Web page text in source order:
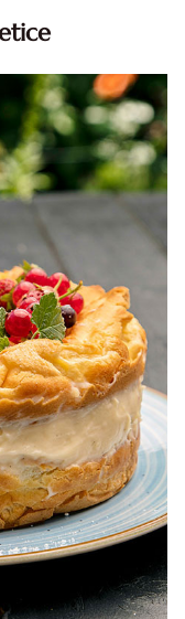
Retete mancare